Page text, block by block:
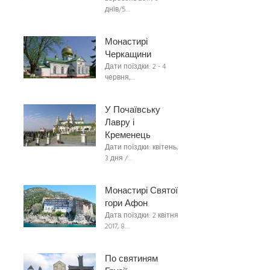
днів/5…
Монастирі
Черкащини
Дати поїздки: 2 - 4
червня,…
У Почаївську
Лавру і
Кременець
Дати поїздки: квітень,
3 дня /…
Монастирі Святої
гори Афон
Дата поїздки: 2 квітня
2017, 8…
По святиням